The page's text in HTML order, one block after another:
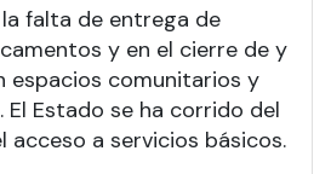
falta de entrega de
y en el cierre de y
espacios comunitarios y
El Estado se ha corrido del
acceso a servicios básicos.